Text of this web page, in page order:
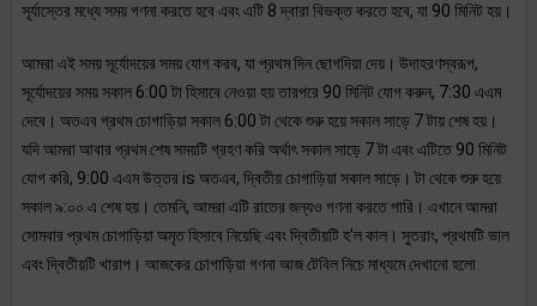
সূর্যাস্তের মধ্যে সময় গণনা করতে হবে এবং এটি 8 দ্বারা বিভক্ত করতে হবে, যা 90 মিনিট হয়।
আমরা এই সময় সূর্যোদয়ের সময় যোগ করব, যা প্রথম দিন ছোগদিয়া দেয়। উদাহরণস্বরূপ,
সূর্যোদয়ের সময় সকাল 6:00 টা হিসাবে নেওয়া হয় তারপরে 90 মিনিট যোগ করুন, 7:30 এএম
দেবে। অতএব প্রথম চোগাড়িয়া সকাল 6:00 টা থেকে শুরু হয়ে সকাল সাড়ে 7 টায় শেষ হয়।
যদি আমরা আবার প্রথম শেষ সময়টি গ্রহণ করি অর্থাৎ সকাল সাড়ে 7 টা এবং এটিতে 90 মিনিট
যোগ করি, 9:00 এএম উত্তর is অতএব, দ্বিতীয় চোগাড়িয়া সকাল সাড়ে। টা থেকে শুরু হয়ে
সকাল ৯:০০ এ শেষ হয়। তেমনি, আমরা এটি রাতের জন্যও গণনা করতে পারি। এখানে আমরা
সোমবার প্রথম চোগাড়িয়া অমৃত হিসাবে নিয়েছি এবং দ্বিতীয়টি হ'ল কাল। সুতরাং, প্রথমটি ভাল
এবং দ্বিতীয়টি খারাপ। আজকের চোগাড়িয়া গণনা আজ টেবিল নিচে মাধ্যমে দেখানো হলো